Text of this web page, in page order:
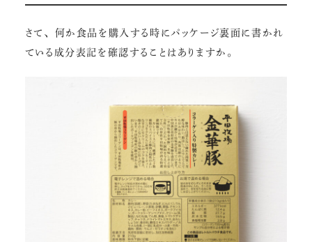
さて、何か食品を購入する時にパッケージ裏面に書かれ
ている成分表記を確認することはありますか。